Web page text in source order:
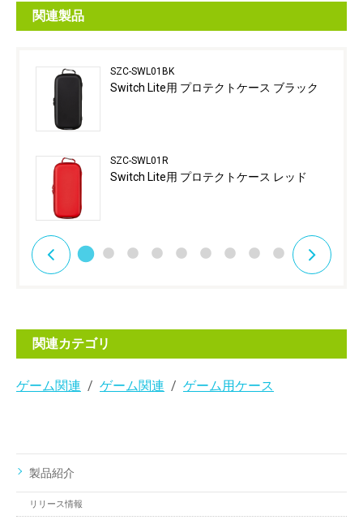
関連製品
SZC-SWL01BK
Switch Lite用 プロテクトケース ブラック
SZC-SWL01R
Switch Lite用 プロテクトケース レッド
関連カテゴリ
ゲーム関連 ゲーム関連 ゲーム用ケース
製品紹介
リリース情報